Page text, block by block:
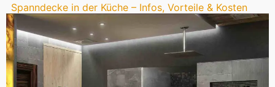
Spanndecke in der Küche – Infos, Vorteile & Kosten